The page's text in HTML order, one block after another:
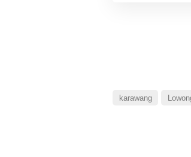
karawang